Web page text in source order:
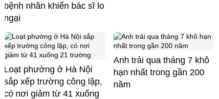
bệnh nhân khiến bác sĩ lo
ngại
Loạt phường ở Hà Nội
sắp xếp trường công lập,
có nơi giảm từ 41 xuống
Anh trải qua tháng 7 khô
hạn nhất trong gần 200
năm